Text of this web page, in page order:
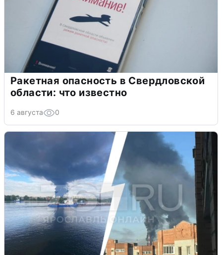
Ракетная опасность в Свердловской
области: что известно
6 августа 0